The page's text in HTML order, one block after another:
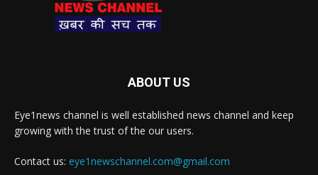
ABOUT US
Eye1news channel is well established news channel and keep
growing with the trust of the our users.
Contact us: eye1newschannel.com@gmail.com